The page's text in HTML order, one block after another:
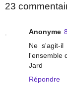
23
Anonyme
Ne s'agit-
l'ensemble
Jard
Répondre